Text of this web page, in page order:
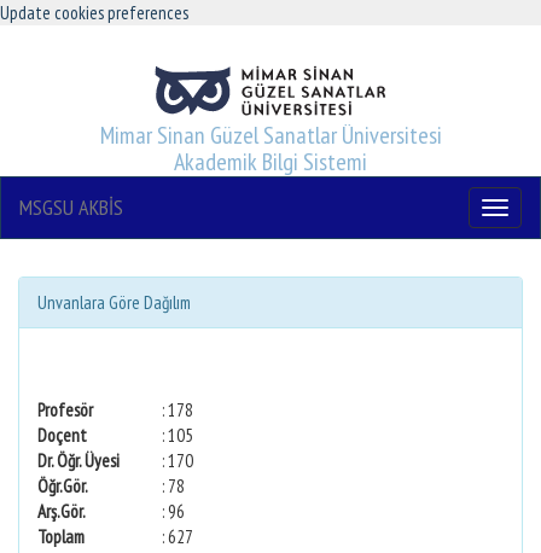
Update cookies preferences
Mimar Sinan Güzel Sanatlar Üniversitesi
Akademik Bilgi Sistemi
Menu
MSGSU AKBİS
Unvanlara Göre Dağılım
Profesör
: 178
Doçent
: 105
Dr. Öğr. Üyesi
: 170
Öğr.Gör.
: 78
Arş.Gör.
: 96
Toplam
: 627